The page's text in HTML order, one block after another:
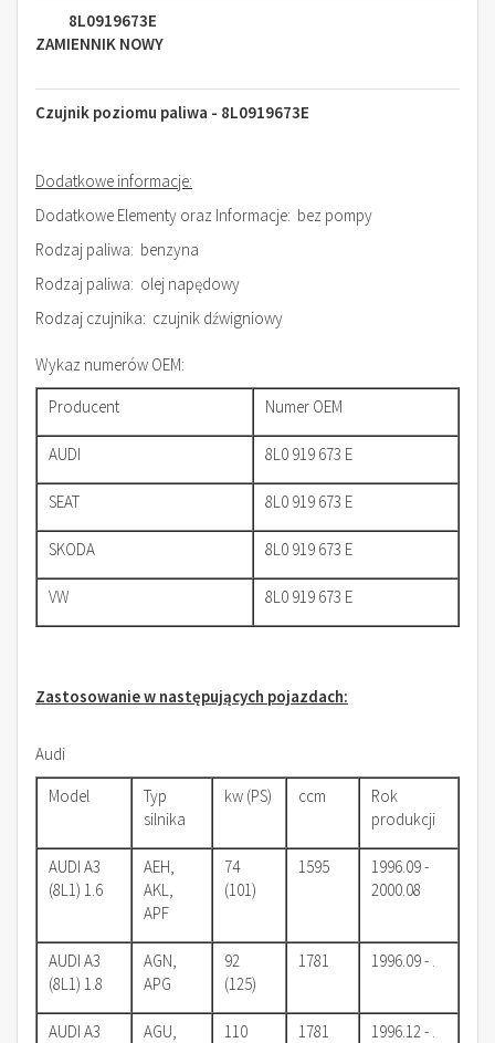
8L0919673E
ZAMIENNIK NOWY
Czujnik poziomu paliwa - 8L0919673E
Dodatkowe informacje:
Dodatkowe Elementy oraz Informacje: bez pompy
Rodzaj paliwa: benzyna
Rodzaj paliwa: olej napędowy
Rodzaj czujnika: czujnik dźwigniowy
Wykaz numerów OEM:
Producent
Numer OEM
AUDI 8L0 919 673 E
SEAT 8L0 919 673 E
SKODA 8L0 919 673 E
VW 8L0 919 673 E
Zastosowanie w następujących pojazdach:
Audi
Model
Typ
silnika
kw (PS) ccm
Rok
produkcji
AUDI A3
(8L1) 1.6
AEH,
AKL,
APF
74
(101)
1595
1996.09 -
2000.08
AUDI A3
(8L1) 1.8
AGN,
APG
92
(125)
1781 1996.09 - .
AUDI A3
AGU,
110
1781 1996.12 - .